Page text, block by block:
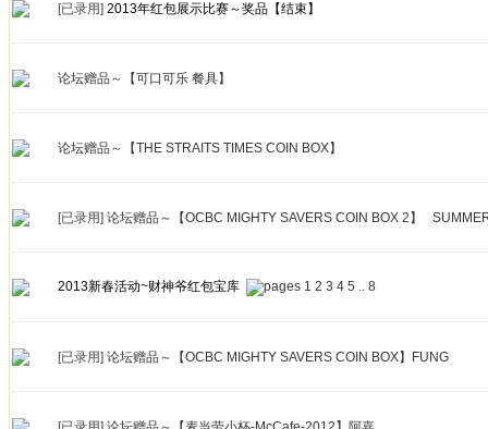
[已录用] 2013年红包展示比赛～奖品【结束】
论坛赠品～【可口可乐 餐具】
论坛赠品～【THE STRAITS TIMES COIN BOX】
[已录用] 论坛赠品～【OCBC MIGHTY SAVERS COIN BOX 2】
2013新春活动~财神爷红包宝库 1 2 3 4 5 .. 8
[已录用] 论坛赠品～【OCBC MIGHTY SAVERS COIN BOX】FUNG